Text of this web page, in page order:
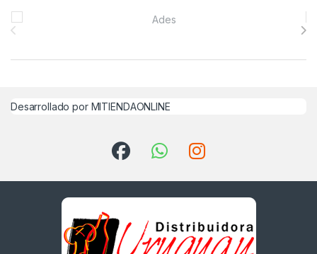
Brands Carousel
Desarrollado por MITIENDAONLINE